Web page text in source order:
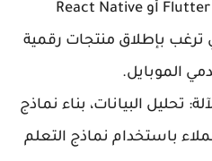
تطبيقات هجينة باستخدام Flutter أو React Native
بإطلاق منتجات رقمية
الموبايل.
تحليل البيانات، بناء نماذج
باستخدام نماذج التعلم